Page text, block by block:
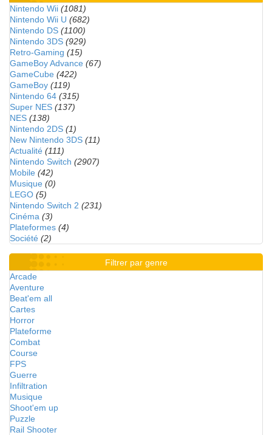
Nintendo Wii (1081)
Nintendo Wii U (682)
Nintendo DS (1100)
Nintendo 3DS (929)
Retro-Gaming (15)
GameBoy Advance (67)
GameCube (422)
GameBoy (119)
Nintendo 64 (315)
Super NES (137)
NES (138)
Nintendo 2DS (1)
New Nintendo 3DS (11)
Actualité (111)
Nintendo Switch (2907)
Mobile (42)
Musique (0)
LEGO (5)
Nintendo Switch 2 (231)
Cinéma (3)
Plateformes (4)
Société (2)
Filtrer par genre
Arcade
Aventure
Beat'em all
Cartes
Horror
Plateforme
Combat
Course
FPS
Guerre
Infiltration
Musique
Shoot'em up
Puzzle
Rail Shooter